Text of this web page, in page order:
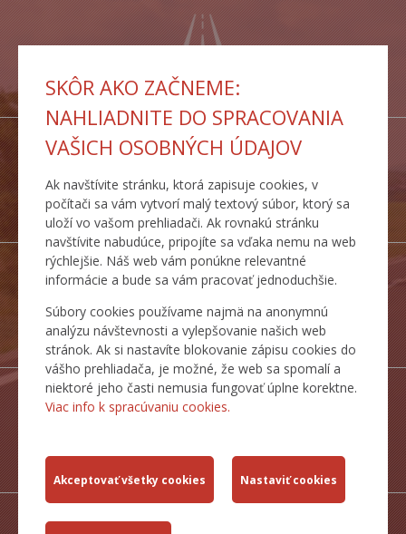
SKÔR AKO ZAČNEME:
NAHLIADNITE DO SPRACOVANIA
VAŠICH OSOBNÝCH ÚDAJOV
Ak navštívite stránku, ktorá zapisuje cookies, v
počítači sa vám vytvorí malý textový súbor, ktorý sa
uloží vo vašom prehliadači. Ak rovnakú stránku
navštívite nabudúce, pripojíte sa vďaka nemu na web
rýchlejšie. Náš web vám ponúkne relevantné
informácie a bude sa vám pracovať jednoduchšie.
Súbory cookies používame najmä na anonymnú
analýzu návštevnosti a vylepšovanie našich web
stránok. Ak si nastavíte blokovanie zápisu cookies do
vášho prehliadača, je možné, že web sa spomalí a
niektoré jeho časti nemusia fungovať úplne korektne.
Viac info k spracúvaniu cookies.
PORTÁL
IS MCS
INSPIRE
SLUŽBY
DOPRAVNÉ
TRASY